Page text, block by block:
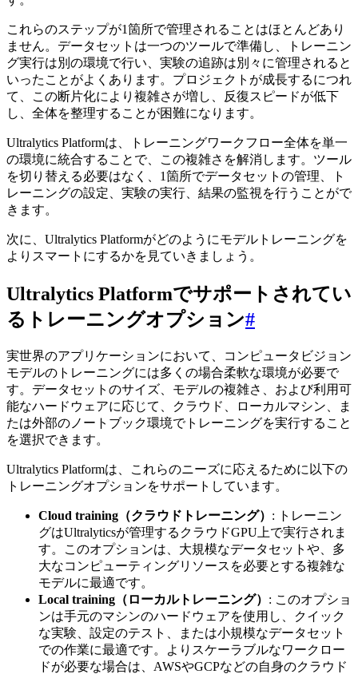
これらのステップが1箇所で管理されることはほとんどあり
ません。データセットは一つのツールで準備し、トレーニン
グ実行は別の環境で行い、実験の追跡は別々に管理されると
いったことがよくあります。プロジェクトが成長するにつれ
て、この断片化により複雑さが増し、反復スピードが低下
し、全体を整理することが困難になります。
Ultralytics Platformは、トレーニングワークフロー全体を単一
の環境に統合することで、この複雑さを解消します。ツール
を切り替える必要はなく、1箇所でデータセットの管理、ト
レーニングの設定、実験の実行、結果の監視を行うことがで
きます。
次に、Ultralytics Platformがどのようにモデルトレーニングを
よりスマートにするかを見ていきましょう。
Ultralytics Platformでサポートされてい
るトレーニングオプション#
実世界のアプリケーションにおいて、コンピュータビジョン
モデルのトレーニングには多くの場合柔軟な環境が必要で
す。データセットのサイズ、モデルの複雑さ、および利用可
能なハードウェアに応じて、クラウド、ローカルマシン、ま
たは外部のノートブック環境でトレーニングを実行すること
を選択できます。
Ultralytics Platformは、これらのニーズに応えるために以下の
トレーニングオプションをサポートしています。
Cloud training（クラウドトレーニング） : トレーニン
グはUltralyticsが管理するクラウドGPU上で実行されま
す。このオプションは、大規模なデータセットや、多
大なコンピューティングリソースを必要とする複雑な
モデルに最適です。
Local training（ローカルトレーニング） : このオプショ
ンは手元のマシンのハードウェアを使用し、クイック
な実験、設定のテスト、または小規模なデータセット
での作業に最適です。よりスケーラブルなワークロー
ドが必要な場合は、AWSやGCPなどの自身のクラウド